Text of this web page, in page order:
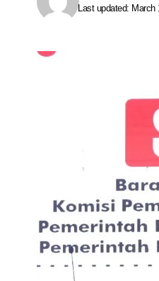
Last updated: March